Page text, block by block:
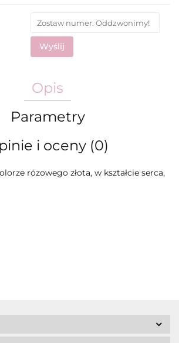
Wyślij
Opis
Parametry
i oceny (0)
rózowego złota, w kształcie serca,